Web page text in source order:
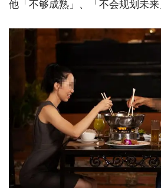
他「不够成熟」、「不会规划未来